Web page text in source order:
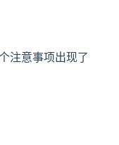
注意事项出现了